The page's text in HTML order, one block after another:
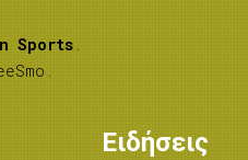
Sports .
.
Ειδήσεις